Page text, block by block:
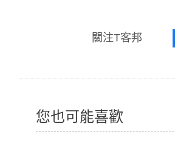
關注T客邦
您也可能喜歡